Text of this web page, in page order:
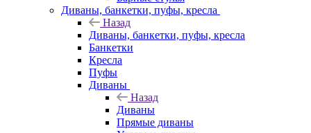
Диваны, банкетки, пуфы, кресла
Назад
Диваны, банкетки, пуфы, кресла
Банкетки
Кресла
Пуфы
Диваны
Назад
Диваны
Прямые диваны